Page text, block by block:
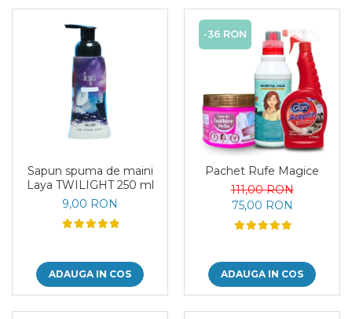
Sapun spuma de maini
Laya TWILIGHT 250 ml
9,00 RON
ADAUGA IN COS
-36 RON
Pachet Rufe Magice
111,00 RON
75,00 RON
ADAUGA IN COS